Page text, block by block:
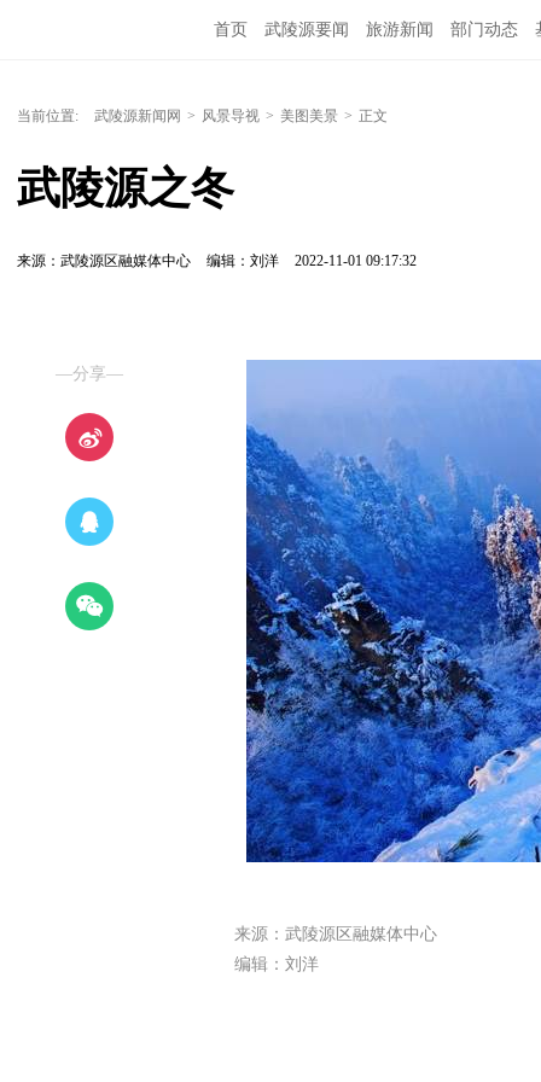
首页 武陵源要闻 旅游新闻 部门动态
当前位置: 武陵源新闻网 > 风景导视 > 美图美景 > 正文
武陵源之冬
来源：武陵源区融媒体中心 编辑：刘洋 2022-11-01 09:17:32
—分享—
来源：武陵源区融媒体中心
编辑：刘洋